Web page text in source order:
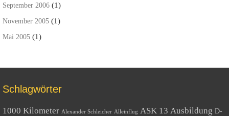
September 2006 (1)
November 2005 (1)
Mai 2005 (1)
Schlagwörter
1000 Kilometer Alexander Schleicher Alleinflug ASK 13 Ausbildung D-